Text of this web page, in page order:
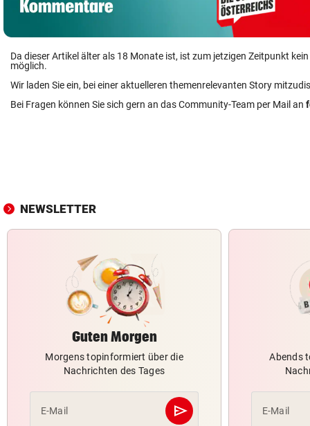
Da dieser Artikel älter als 18 Monate ist, ist zum jetzigen Zeitpunkt
möglich.
Wir laden Sie ein, bei einer aktuelleren themenrelevanten Story
Bei Fragen können Sie sich gern an das Community-Team per Mail an
NEWSLETTER
Guten Morgen
Morgens topinformiert über die
Nachrichten des Tages
E-Mail send
Abschicken
Abends
E-Mail